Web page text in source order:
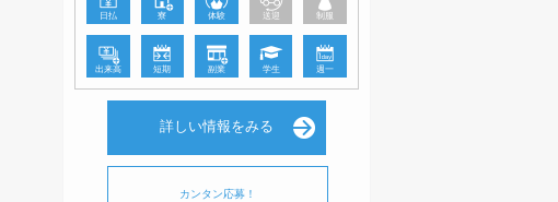
日払 寮 体験 送迎 制服
出来高 短期 副業 学生 週一
詳しい情報をみる
カンタン応募！